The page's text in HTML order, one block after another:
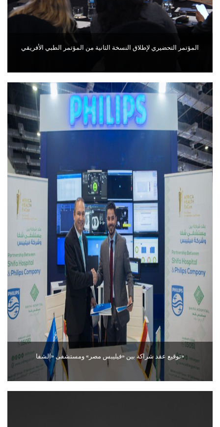
المؤتمر التحضيري لإطلاق النسخة الثانية من المؤتمر الطبي الأفريقي
توقيع عقد شراكة بين «فيليبس مصر» ومستشفى «الشفا»